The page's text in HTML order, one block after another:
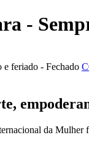
-
e feriado - Fechado
da Mulher